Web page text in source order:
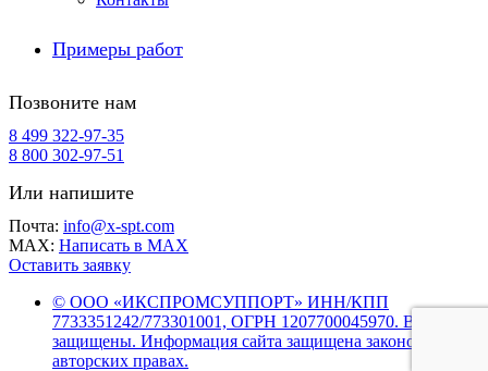
Примеры работ
Позвоните нам
8 499 322-97-35
8 800 302-97-51
Или напишите
Почта: info@x-spt.com
MAX: Написать в MAX
Оставить заявку
© ООО «ИКСПРОМСУППОРТ» ИНН/КПП
7733351242/773301001, ОГРН 1207700045970. Все права
защищены. Информация сайта защищена законом об
авторских правах.